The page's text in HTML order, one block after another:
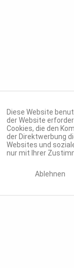
Diese Website
der Website
Cookies, die den
der Direktwerbung
Websites und
nur mit Ihrer
Ablehnen